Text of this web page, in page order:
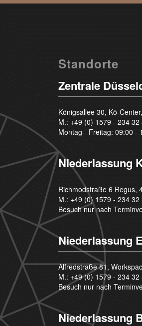
Standorte
Zentrale
Königsallee 30, Kö-
M.: +49 (0) 1579 - 234 32
Montag - Freitag: 09:00 -
Niederlassung
Richmodstraße 6 Regus,
M.: +49 (0) 1579 - 234 32
Besuch nur nach
Niederlassung
Alfredstraße 81,
M.: +49 (0) 1579 - 234 32
Besuch nur nach
Niederlassung